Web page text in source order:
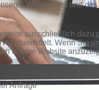
Webhosters und
ausschließlich dazu
übermittelt. Wenn Sie
unsere Website
Anfrage